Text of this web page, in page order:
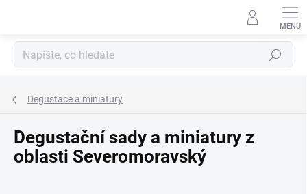
Hledat
Degustace a miniatury
Degustační sady a miniatury z
oblasti Severomoravský